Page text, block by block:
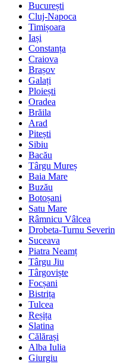
București
Cluj-Napoca
Timișoara
Iași
Constanța
Craiova
Brașov
Galați
Ploiești
Oradea
Brăila
Arad
Pitești
Sibiu
Bacău
Târgu Mureș
Baia Mare
Buzău
Botoșani
Satu Mare
Râmnicu Vâlcea
Drobeta-Turnu Severin
Suceava
Piatra Neamț
Târgu Jiu
Târgoviște
Focșani
Bistrița
Tulcea
Reșița
Slatina
Călărași
Alba Iulia
Giurgiu